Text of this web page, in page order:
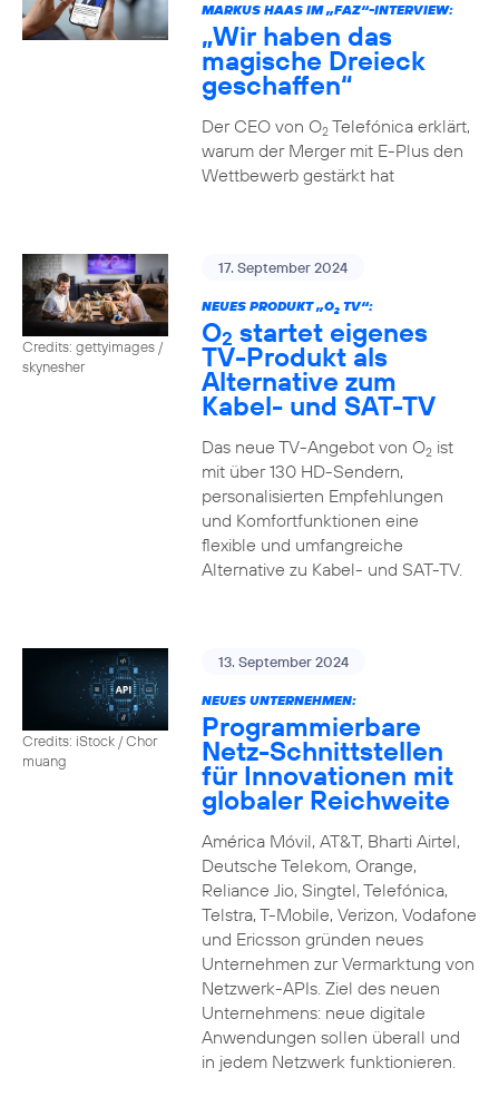
MARKUS HAAS IM „FAZ“-INTERVIEW:
„Wir haben das
magische Dreieck
geschaffen“
Der CEO von O2Telefónica erklärt,
warum der Merger mit E-Plus den
Wettbewerb gestärkt hat
Credits: gettyimages /
skynesher
17. September 2024
NEUES PRODUKT „O2TV“:
O2 startet eigenes
TV-Produkt als
Alternative zum
Kabel- und SAT-TV
Das neue TV-Angebot von O2ist
mit über 130 HD-Sendern,
personalisierten Empfehlungen
und Komfortfunktionen eine
flexible und umfangreiche
Alternative zu Kabel- und SAT-TV.
Credits: iStock / Chor
muang
13. September 2024
NEUES UNTERNEHMEN:
Programmierbare
Netz-Schnittstellen
für Innovationen mit
globaler Reichweite
América Móvil, AT&T, Bharti Airtel,
Deutsche Telekom, Orange,
Reliance Jio, Singtel, Telefónica,
Telstra, T-Mobile, Verizon, Vodafone
und Ericsson gründen neues
Unternehmen zur Vermarktung von
Netzwerk-APIs. Ziel des neuen
Unternehmens: neue digitale
Anwendungen sollen überall und
in jedem Netzwerk funktionieren.